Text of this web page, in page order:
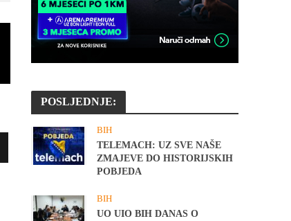
POSLJEDNJE:
BIH
TELEMACH: UZ SVE NAŠE
ZMAJEVE DO HISTORIJSKIH
POBJEDA
BIH
UO UIO BIH DANAS O